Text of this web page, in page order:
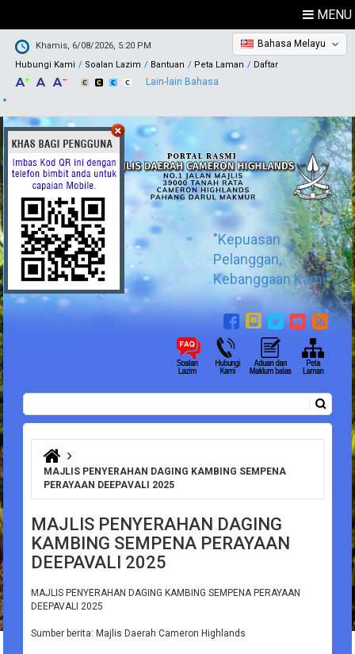
MENU
Khamis, 6/08/2026, 5:20 PM
Hubungi Kami
Soalan Lazim Bantuan Peta Laman Daftar
Bahasa Melayu
Lain-lain Bahasa
"Kepuasan
Pelanggan,
Kebanggaan Kami"
Borang carian
Anda di sini
MAJLIS PENYERAHAN DAGING KAMBING SEMPENA
PERAYAAN DEEPAVALI 2025
MAJLIS PENYERAHAN DAGING
KAMBING SEMPENA PERAYAAN
DEEPAVALI 2025
MAJLIS PENYERAHAN DAGING KAMBING SEMPENA PERAYAAN
DEEPAVALI 2025
Sumber berita: Majlis Daerah Cameron Highlands